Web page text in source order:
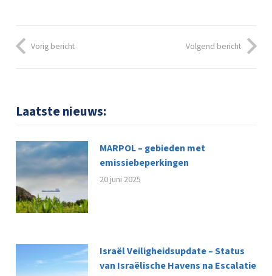
Vorig bericht Volgend bericht
Laatste nieuws:
MARPOL – gebieden met
emissiebeperkingen
20 juni 2025
Israël Veiligheidsupdate – Status
van Israëlische Havens na Escalatie